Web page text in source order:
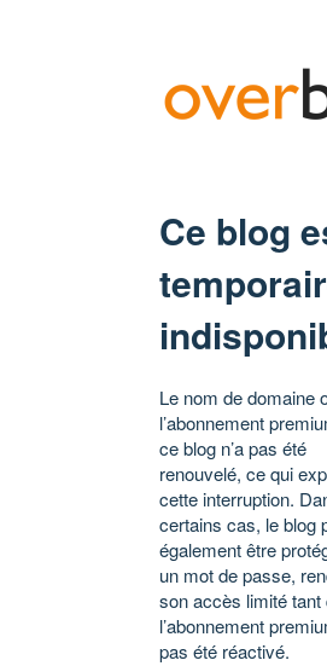
Ce blog
Le nom de domaine
l’abonnement
ce blog n’a pas été
renouvelé, ce qui
cette interruption.
certains cas, le blog
également être
un mot de passe,
son accès limité tant
l’abonnement
pas été réactivé.